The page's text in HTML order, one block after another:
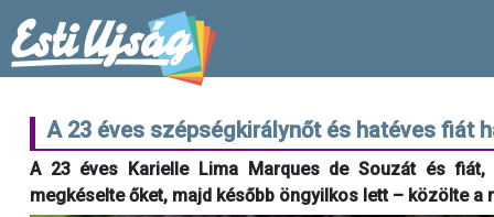
A 23 éves szépségkirálynőt és hatéves fiát
A 23 éves Karielle Lima Marques de Souzát és
megkéselte őket, majd később öngyilkos lett – közölte a